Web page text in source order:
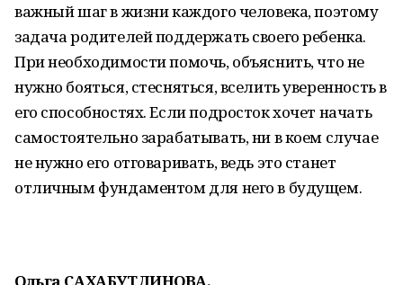
важный шаг в жизни каждого человека, поэтому
задача родителей поддержать своего ребенка.
При необходимости помочь, объяснить, что не
нужно бояться, стесняться, вселить уверенность в
его способностях. Если подросток хочет начать
самостоятельно зарабатывать, ни в коем случае
не нужно его отговаривать, ведь это станет
отличным фундаментом для него в будущем.